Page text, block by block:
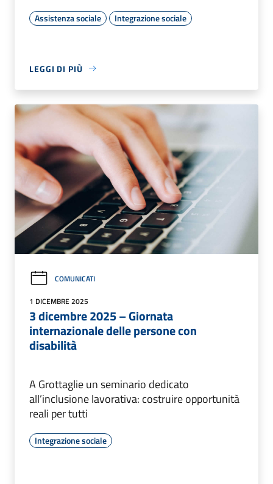
Assistenza sociale Integrazione sociale
LEGGI DI PIÙ
COMUNICATI
1 DICEMBRE 2025
3 dicembre 2025 – Giornata
internazionale delle persone con
disabilità
A Grottaglie un seminario dedicato
all’inclusione lavorativa: costruire opportunità
reali per tutti
Integrazione sociale